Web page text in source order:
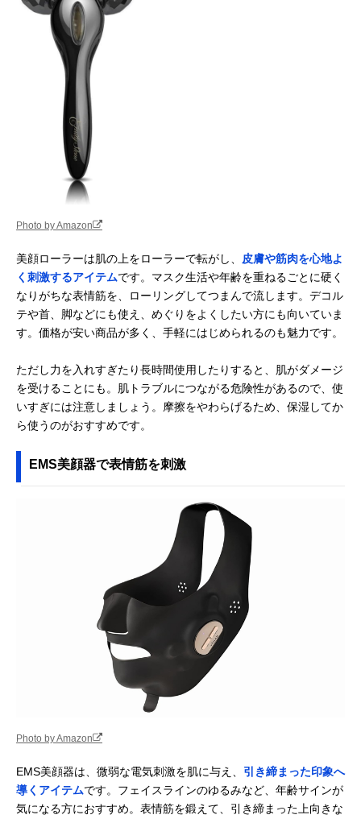
Photo by Amazon
美顔ローラーは肌の上をローラーで転がし、 皮膚や筋肉を心地よ
く刺激するアイテムです。マスク生活や年齢を重ねるごとに硬く
なりがちな表情筋を、ローリングしてつまんで流します。デコル
テや首、脚などにも使え、めぐりをよくしたい方にも向いていま
す。価格が安い商品が多く、手軽にはじめられるのも魅力です。
ただし力を入れすぎたり長時間使用したりすると、肌がダメージ
を受けることにも。肌トラブルにつながる危険性があるので、使
いすぎには注意しましょう。摩擦をやわらげるため、保湿してか
ら使うのがおすすめです。
EMS美顔器で表情筋を刺激
Photo by Amazon
EMS美顔器は、微弱な電気刺激を肌に与え、 引き締まった印象へ
導くアイテムです。フェイスラインのゆるみなど、年齢サインが
気になる方におすすめ。表情筋を鍛えて、引き締まった上向きな